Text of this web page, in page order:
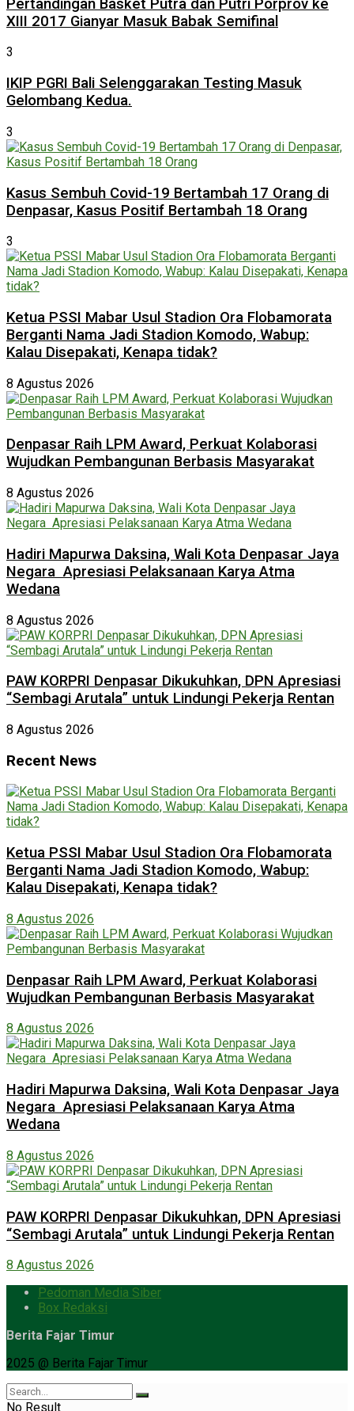
Pertandingan Basket Putra dan Putri Porprov ke
XIII 2017 Gianyar Masuk Babak Semifinal
3
IKIP PGRI Bali Selenggarakan Testing Masuk
Gelombang Kedua.
3
Kasus Sembuh Covid-19 Bertambah 17 Orang di
Denpasar, Kasus Positif Bertambah 18 Orang
3
Ketua PSSI Mabar Usul Stadion Ora Flobamorata
Berganti Nama Jadi Stadion Komodo, Wabup:
Kalau Disepakati, Kenapa tidak?
8 Agustus 2026
Denpasar Raih LPM Award, Perkuat Kolaborasi
Wujudkan Pembangunan Berbasis Masyarakat
8 Agustus 2026
Hadiri Mapurwa Daksina, Wali Kota Denpasar Jaya
Negara Apresiasi Pelaksanaan Karya Atma
Wedana
8 Agustus 2026
PAW KORPRI Denpasar Dikukuhkan, DPN Apresiasi
“Sembagi Arutala” untuk Lindungi Pekerja Rentan
8 Agustus 2026
Recent News
Ketua PSSI Mabar Usul Stadion Ora Flobamorata
Berganti Nama Jadi Stadion Komodo, Wabup:
Kalau Disepakati, Kenapa tidak?
8 Agustus 2026
Denpasar Raih LPM Award, Perkuat Kolaborasi
Wujudkan Pembangunan Berbasis Masyarakat
8 Agustus 2026
Hadiri Mapurwa Daksina, Wali Kota Denpasar Jaya
Negara Apresiasi Pelaksanaan Karya Atma
Wedana
8 Agustus 2026
PAW KORPRI Denpasar Dikukuhkan, DPN Apresiasi
“Sembagi Arutala” untuk Lindungi Pekerja Rentan
8 Agustus 2026
Pedoman Media Siber
Box Redaksi
Berita Fajar Timur
2025 @ Berita Fajar Timur
No Result